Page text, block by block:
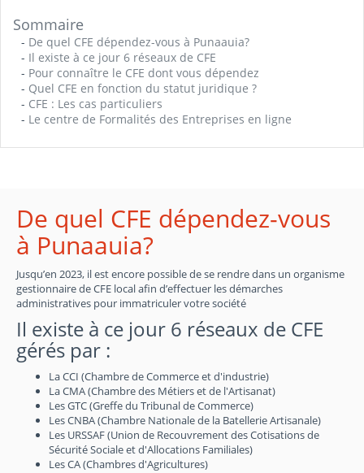
Sommaire
- De quel CFE dépendez-vous à Punaauia?
- Il existe à ce jour 6 réseaux de CFE
- Pour connaître le CFE dont vous dépendez
- Quel CFE en fonction du statut juridique ?
- CFE : Les cas particuliers
- Le centre de Formalités des Entreprises en ligne
De quel CFE dépendez-vous
à Punaauia?
Jusqu’en 2023, il est encore possible de se rendre dans un organisme
gestionnaire de CFE local afin d’effectuer les démarches
administratives pour immatriculer votre société
Il existe à ce jour 6 réseaux de CFE
gérés par :
La CCI (Chambre de Commerce et d'industrie)
La CMA (Chambre des Métiers et de l'Artisanat)
Les GTC (Greffe du Tribunal de Commerce)
Les CNBA (Chambre Nationale de la Batellerie Artisanale)
Les URSSAF (Union de Recouvrement des Cotisations de
Sécurité Sociale et d'Allocations Familiales)
Les CA (Chambres d'Agricultures)